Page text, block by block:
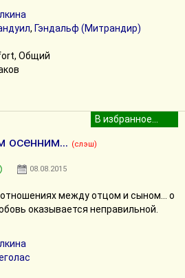
, Гэндальф (Митрандир)
Общий
осенним... (слэш)
08.08.2015
между отцом и сыном… о
оказывается неправильной.